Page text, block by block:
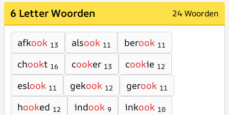
6 Letter Woorden 24 Woorden
afkook 13 alsook 11 berook 11
chookt 16 cooker 13 cookie 12
eslook 11 gekook 12 gerook 11
hooked 12 indook 9 inkook 10